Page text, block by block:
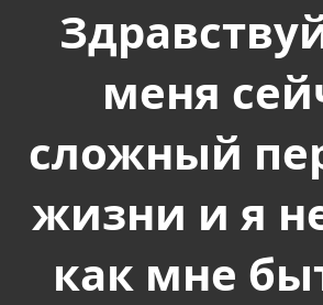
меня
сложный
жизни и я
как мне